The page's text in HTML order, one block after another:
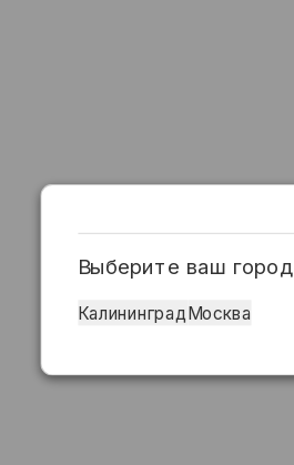
Выберите ваш город
Калининград Москва